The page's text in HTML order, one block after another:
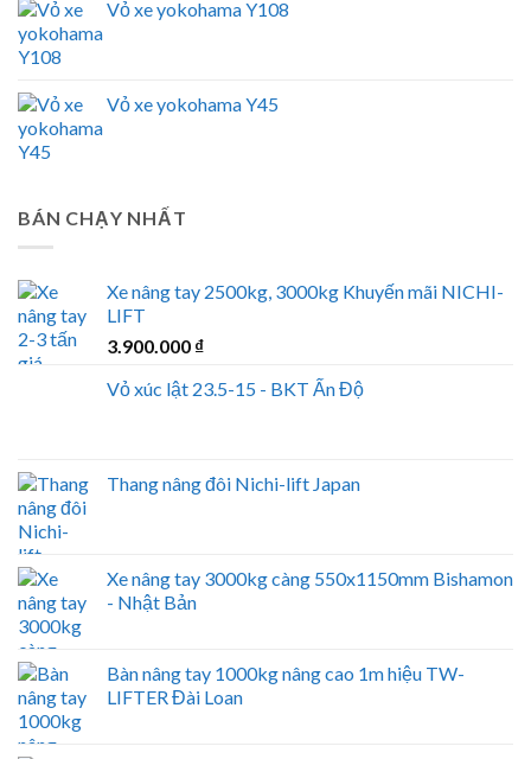
Vỏ xe yokohama Y108
Vỏ xe yokohama Y45
BÁN CHẠY NHẤT
Xe nâng tay 2500kg, 3000kg Khuyến mãi NICHI-
LIFT
3.900.000 ₫
Vỏ xúc lật 23.5-15 - BKT Ấn Độ
Thang nâng đôi Nichi-lift Japan
Xe nâng tay 3000kg càng 550x1150mm Bishamon
- Nhật Bản
Bàn nâng tay 1000kg nâng cao 1m hiệu TW-
LIFTER Đài Loan